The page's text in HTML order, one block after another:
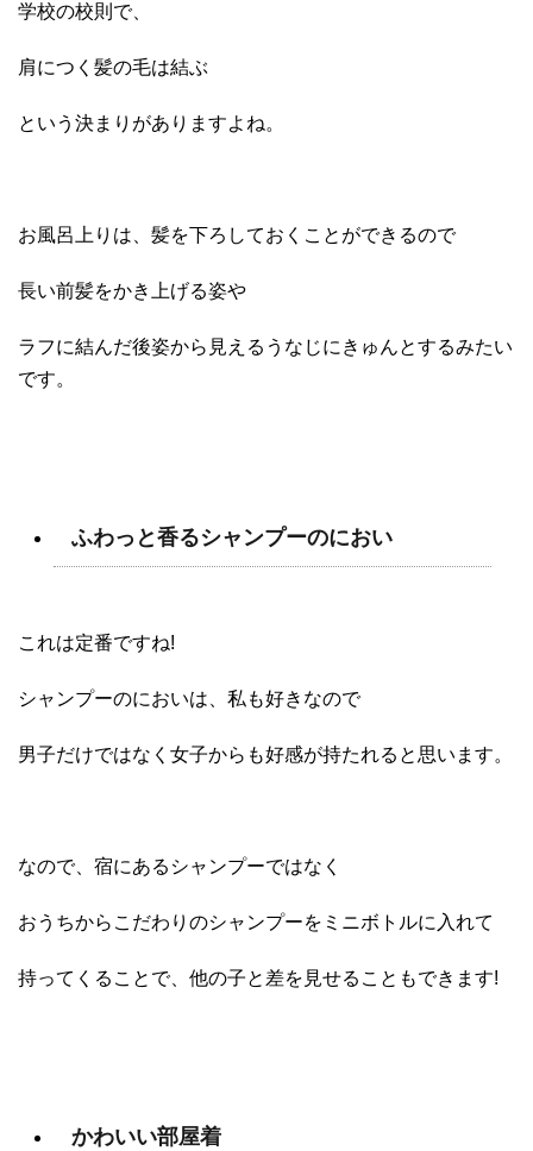
学校の校則で、
肩につく髪の毛は結ぶ
という決まりがありますよね。
お風呂上りは、髪を下ろしておくことができるので
長い前髪をかき上げる姿や
ラフに結んだ後姿から見えるうなじにきゅんとするみたい
です。
ふわっと香るシャンプーのにおい
これは定番ですね!
シャンプーのにおいは、私も好きなので
男子だけではなく女子からも好感が持たれると思います。
なので、宿にあるシャンプーではなく
おうちからこだわりのシャンプーをミニボトルに入れて
持ってくることで、他の子と差を見せることもできます!
かわいい部屋着